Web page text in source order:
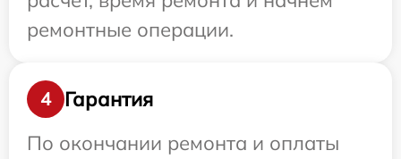
ремонтные операции.
4
Гарантия
По окончании ремонта и оплаты